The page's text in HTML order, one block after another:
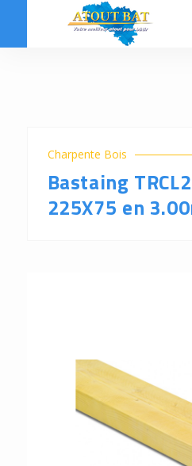
Charpente Bois
Bastaing
225X75 en